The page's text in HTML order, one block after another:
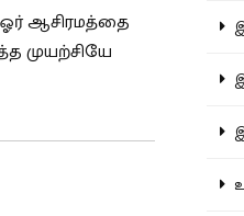
ஆசிரமத்தை
முயற்சியே